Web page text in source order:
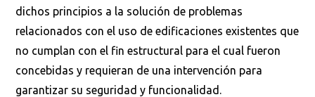
dichos principios a la solución de problemas
relacionados con el uso de edificaciones existentes que
no cumplan con el fin estructural para el cual fueron
concebidas y requieran de una intervención para
garantizar su seguridad y funcionalidad.